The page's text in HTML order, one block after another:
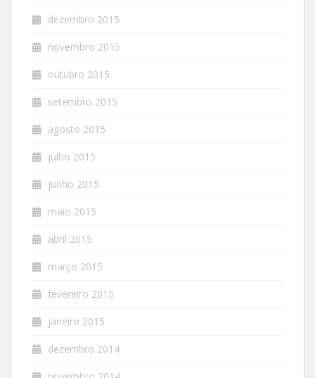
dezembro 2015
novembro 2015
outubro 2015
setembro 2015
agosto 2015
julho 2015
junho 2015
maio 2015
abril 2015
março 2015
fevereiro 2015
janeiro 2015
dezembro 2014